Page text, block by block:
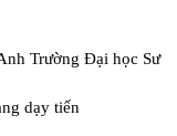
Trường Đại học Sư
dạy tiến